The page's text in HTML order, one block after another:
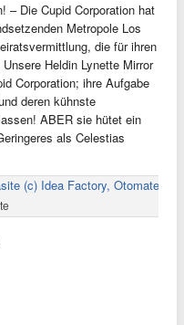
– Die Cupid Corporation hat
Metropole Los
die für ihren
Heldin Lynette Mirror
Corporation; ihre Aufgabe
deren kühnste
ABER sie hütet ein
als Celestias